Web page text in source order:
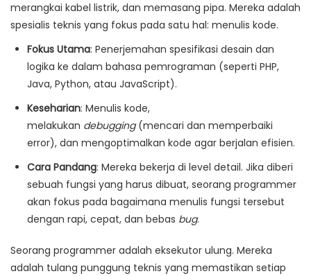
merangkai kabel listrik, dan memasang pipa. Mereka adalah
spesialis teknis yang fokus pada satu hal: menulis kode.
Fokus Utama: Penerjemahan spesifikasi desain dan
logika ke dalam bahasa pemrograman (seperti PHP,
Java, Python, atau JavaScript).
Keseharian: Menulis kode,
melakukan debugging(mencari dan memperbaiki
error), dan mengoptimalkan kode agar berjalan efisien.
Cara Pandang: Mereka bekerja di level detail. Jika diberi
sebuah fungsi yang harus dibuat, seorang programmer
akan fokus pada bagaimana menulis fungsi tersebut
dengan rapi, cepat, dan bebas bug.
Seorang programmer adalah eksekutor ulung. Mereka
adalah tulang punggung teknis yang memastikan setiap